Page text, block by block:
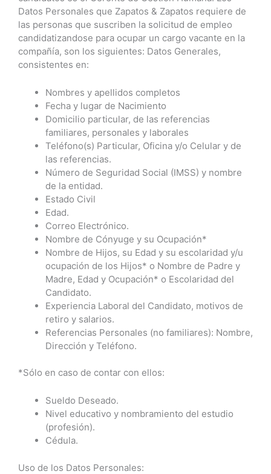
Datos Personales que Zapatos & Zapatos requiere de
las personas que suscriben la solicitud de empleo
candidatizandose para ocupar un cargo vacante en la
compañía, son los siguientes: Datos Generales,
consistentes en:
Nombres y apellidos completos
Fecha y lugar de Nacimiento
Domicilio particular, de las referencias
familiares, personales y laborales
Teléfono(s) Particular, Oficina y/o Celular y de
las referencias.
Número de Seguridad Social (IMSS) y nombre
de la entidad.
Estado Civil
Edad.
Correo Electrónico.
Nombre de Cónyuge y su Ocupación*
Nombre de Hijos, su Edad y su escolaridad y/u
ocupación de los Hijos* o Nombre de Padre y
Madre, Edad y Ocupación* o Escolaridad del
Candidato.
Experiencia Laboral del Candidato, motivos de
retiro y salarios.
Referencias Personales (no familiares): Nombre,
Dirección y Teléfono.
*Sólo en caso de contar con ellos:
Sueldo Deseado.
Nivel educativo y nombramiento del estudio
(profesión).
Cédula.
Uso de los Datos Personales: